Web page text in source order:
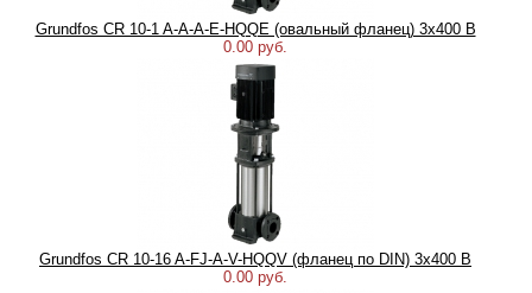
Grundfos CR 10-1 A-A-A-E-HQQE (овальный фланец) 3х400 В
0.00 руб.
Grundfos CR 10-16 A-FJ-A-V-HQQV (фланец по DIN) 3х400 В
0.00 руб.